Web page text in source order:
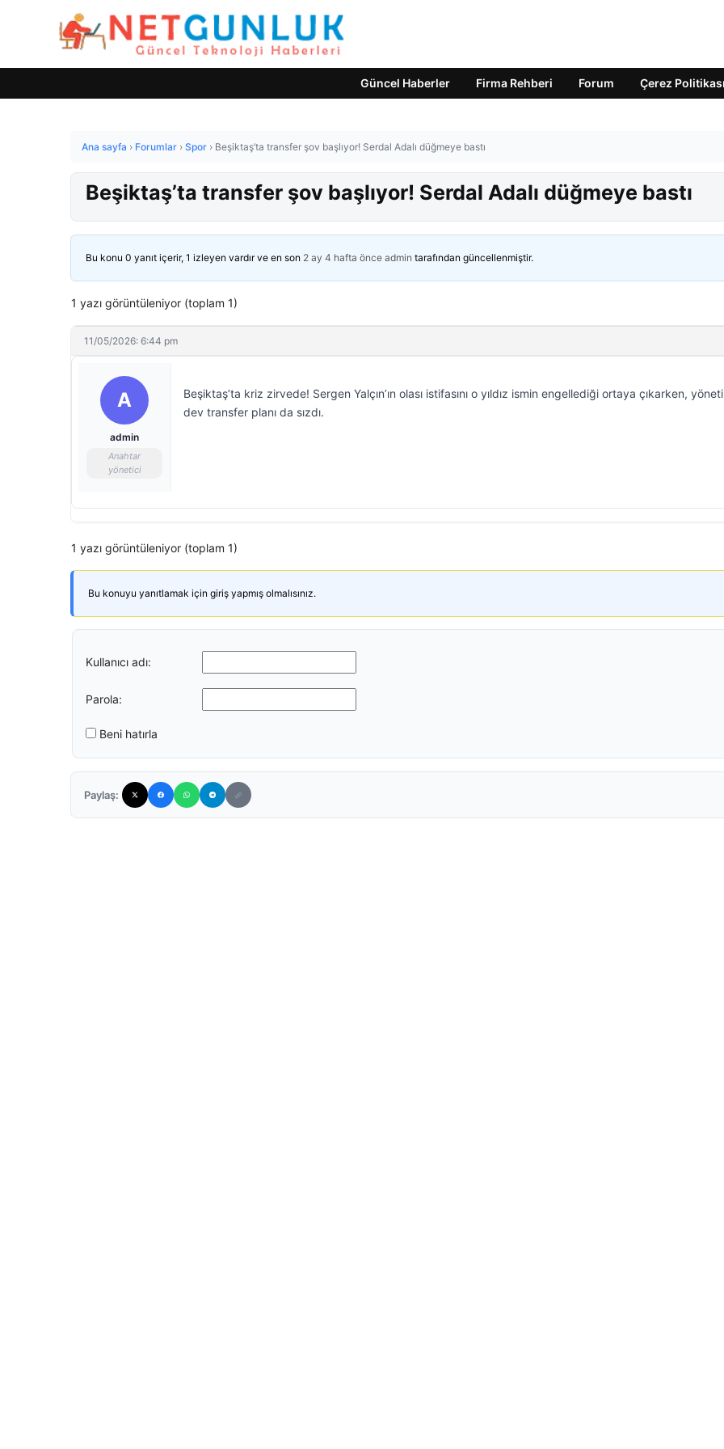
Güncel Haberler Firma Rehberi Forum Çerez Politikası
Ana sayfa › Forumlar › Spor › Beşiktaş’ta transfer şov başlıyor! Serdal Adalı düğmeye bastı
Beşiktaş’ta transfer şov başlıyor! Serdal Adalı düğmeye bastı
Bu konu 0 yanıt içerir, 1 izleyen vardır ve en son 2 ay 4 hafta önce admin tarafından güncellenmiştir.
1 yazı görüntüleniyor (toplam 1)
11/05/2026: 6:44 pm
A
admin
Anahtar
yönetici
Beşiktaş’ta kriz zirvede! Sergen Yalçın’ın olası istifasını o yıldız ismin engellediği ortaya çıkarken,
dev transfer planı da sızdı.
1 yazı görüntüleniyor (toplam 1)
Bu konuyu yanıtlamak için giriş yapmış olmalısınız.
Kullanıcı adı:
Parola:
Beni hatırla
Paylaş: